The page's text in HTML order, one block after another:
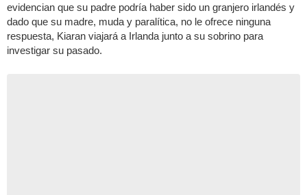
evidencian que su padre podría haber sido un granjero irlandés y
dado que su madre, muda y paralítica, no le ofrece ninguna
respuesta, Kiaran viajará a Irlanda junto a su sobrino para
investigar su pasado.